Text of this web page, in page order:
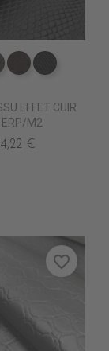
CANON
ED0590 BETA
ED0610ED0630
EFFET CUIR
ERP/M2
€
favorite_border